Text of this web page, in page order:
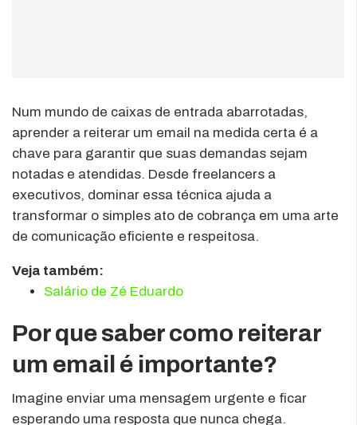
Num mundo de caixas de entrada abarrotadas,
aprender a reiterar um email na medida certa é a
chave para garantir que suas demandas sejam
notadas e atendidas. Desde freelancers a
executivos, dominar essa técnica ajuda a
transformar o simples ato de cobrança em uma arte
de comunicação eficiente e respeitosa.
Veja também:
Salário de Zé Eduardo
Por que saber como reiterar
um email é importante?
Imagine enviar uma mensagem urgente e ficar
esperando uma resposta que nunca chega.